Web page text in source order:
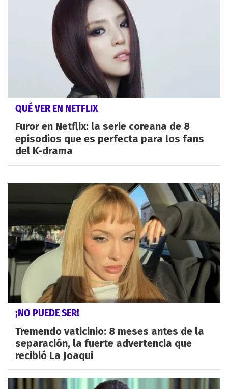
QUÉ VER EN NETFLIX
Furor en Netflix: la serie coreana de 8
episodios que es perfecta para los fans
del K-drama
¡NO PUEDE SER!
Tremendo vaticinio: 8 meses antes de la
separación, la fuerte advertencia que
recibió La Joaqui